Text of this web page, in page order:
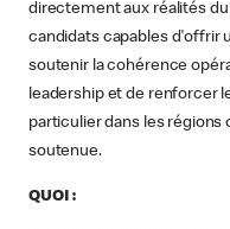
directement aux réalités
candidats capables d'offrir
soutenir la cohérence
leadership et de renforcer
particulier dans les
soutenue.
QUOI :